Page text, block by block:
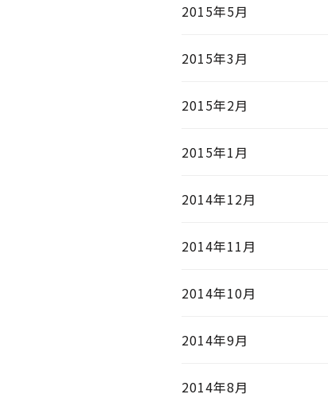
2015年5月
2015年3月
2015年2月
2015年1月
2014年12月
2014年11月
2014年10月
2014年9月
2014年8月